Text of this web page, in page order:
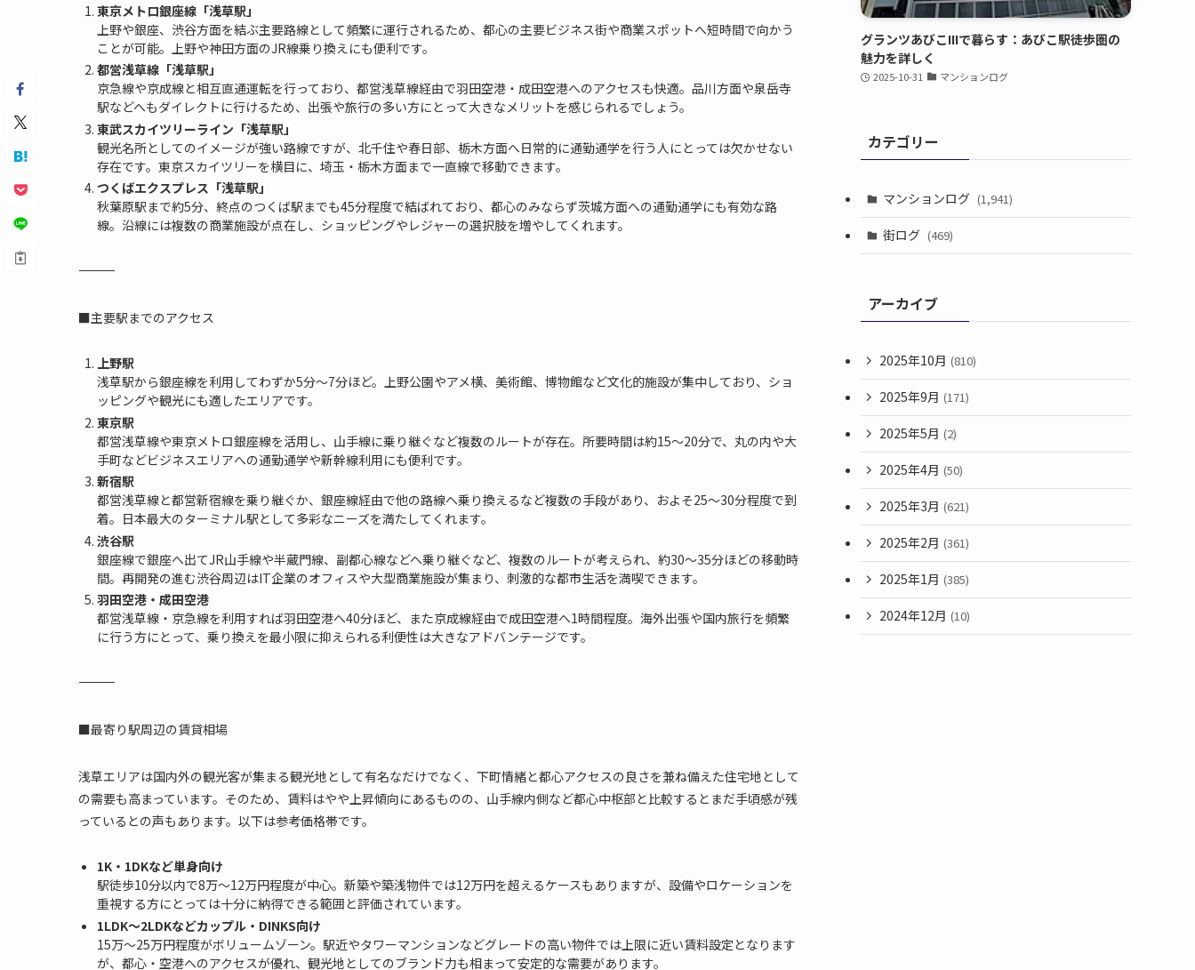
東京メトロ銀座線「浅草駅」
上野や銀座、渋谷方面を結ぶ主要路線として頻繁に運行されるため、都心の主要ビジネス街や商業スポットへ短時間で向かう
ことが可能。上野や神田方面のJR線乗り換えにも便利です。
都営浅草線「浅草駅」
京急線や京成線と相互直通運転を行っており、都営浅草線経由で羽田空港・成田空港へのアクセスも快適。品川方面や泉岳寺
駅などへもダイレクトに行けるため、出張や旅行の多い方にとって大きなメリットを感じられるでしょう。
東武スカイツリーライン「浅草駅」
観光名所としてのイメージが強い路線ですが、北千住や春日部、栃木方面へ日常的に通勤通学を行う人にとっては欠かせない
存在です。東京スカイツリーを横目に、埼玉・栃木方面まで一直線で移動できます。
つくばエクスプレス「浅草駅」
秋葉原駅まで約5分、終点のつくば駅までも45分程度で結ばれており、都心のみならず茨城方面への通勤通学にも有効な路
線。沿線には複数の商業施設が点在し、ショッピングやレジャーの選択肢を増やしてくれます。
―――――――――――――――――――――――――
■主要駅までのアクセス
上野駅
浅草駅から銀座線を利用してわずか5分～7分ほど。上野公園やアメ横、美術館、博物館など文化的施設が集中しており、ショ
ッピングや観光にも適したエリアです。
東京駅
都営浅草線や東京メトロ銀座線を活用し、山手線に乗り継ぐなど複数のルートが存在。所要時間は約15～20分で、丸の内や大
手町などビジネスエリアへの通勤通学や新幹線利用にも便利です。
新宿駅
都営浅草線と都営新宿線を乗り継ぐか、銀座線経由で他の路線へ乗り換えるなど複数の手段があり、およそ25～30分程度で到
着。日本最大のターミナル駅として多彩なニーズを満たしてくれます。
渋谷駅
銀座線で銀座へ出てJR山手線や半蔵門線、副都心線などへ乗り継ぐなど、複数のルートが考えられ、約30～35分ほどの移動時
間。再開発の進む渋谷周辺はIT企業のオフィスや大型商業施設が集まり、刺激的な都市生活を満喫できます。
羽田空港・成田空港
都営浅草線・京急線を利用すれば羽田空港へ40分ほど、また京成線経由で成田空港へ1時間程度。海外出張や国内旅行を頻繁
に行う方にとって、乗り換えを最小限に抑えられる利便性は大きなアドバンテージです。
―――――――――――――――――――――――――
■最寄り駅周辺の賃貸相場
浅草エリアは国内外の観光客が集まる観光地として有名なだけでなく、下町情緒と都心アクセスの良さを兼ね備えた住宅地として
の需要も高まっています。そのため、賃料はやや上昇傾向にあるものの、山手線内側など都心中枢部と比較するとまだ手頃感が残
っているとの声もあります。以下は参考価格帯です。
1K・1DKなど単身向け
駅徒歩10分以内で8万～12万円程度が中心。新築や築浅物件では12万円を超えるケースもありますが、設備やロケーションを
重視する方にとっては十分に納得できる範囲と評価されています。
1LDK～2LDKなどカップル・DINKS向け
15万～25万円程度がボリュームゾーン。駅近やタワーマンションなどグレードの高い物件では上限に近い賃料設定となります
が、都心・空港へのアクセスが優れ、観光地としてのブランド力も相まって安定的な需要があります。
グランツあびこIIIで暮らす：あびこ駅徒歩圏の
魅力を詳しく
2025-10-31 マンションログ
カテゴリー
マンションログ (1,941)
街ログ (469)
アーカイブ
2025年10月 (810)
2025年9月 (171)
2025年5月 (2)
2025年4月 (50)
2025年3月 (621)
2025年2月 (361)
2025年1月 (385)
2024年12月 (10)